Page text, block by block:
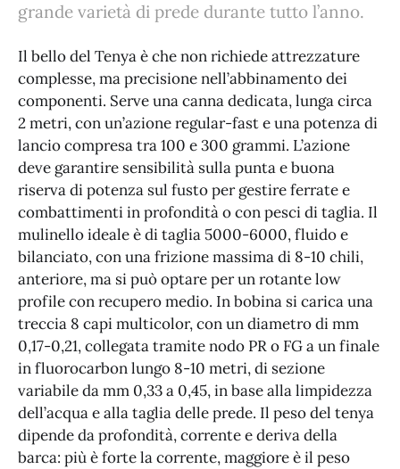
grande varietà di prede durante tutto l’anno.
Il bello del Tenya è che non richiede attrezzature
complesse, ma precisione nell’abbinamento dei
componenti. Serve una canna dedicata, lunga circa
2 metri, con un’azione regular-fast e una potenza di
lancio compresa tra 100 e 300 grammi. L’azione
deve garantire sensibilità sulla punta e buona
riserva di potenza sul fusto per gestire ferrate e
combattimenti in profondità o con pesci di taglia. Il
mulinello ideale è di taglia 5000-6000, fluido e
bilanciato, con una frizione massima di 8-10 chili,
anteriore, ma si può optare per un rotante low
profile con recupero medio. In bobina si carica una
treccia 8 capi multicolor, con un diametro di mm
0,17-0,21, collegata tramite nodo PR o FG a un finale
in fluorocarbon lungo 8-10 metri, di sezione
variabile da mm 0,33 a 0,45, in base alla limpidezza
dell’acqua e alla taglia delle prede. Il peso del tenya
dipende da profondità, corrente e deriva della
barca: più è forte la corrente, maggiore è il peso